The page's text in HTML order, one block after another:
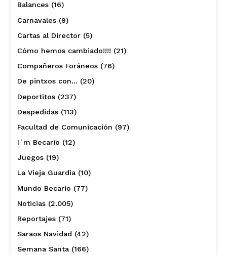
Balances(16)
Carnavales(9)
Cartas al Director(5)
Cómo hemos cambiado!!!! (21)
Compañeros Foráneos(76)
De pintxos con… (20)
Deportitos(237)
Despedidas(113)
Facultad de Comunicación (97)
I´m Becario (12)
Juegos(19)
La Vieja Guardia(10)
Mundo Becario (77)
Noticias(2.005)
Reportajes(71)
Saraos Navidad (42)
Semana Santa(166)